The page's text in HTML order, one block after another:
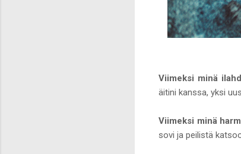
Viimeksi minä
äitini kanssa, yksi
Viimeksi minä
sovi ja peilistä